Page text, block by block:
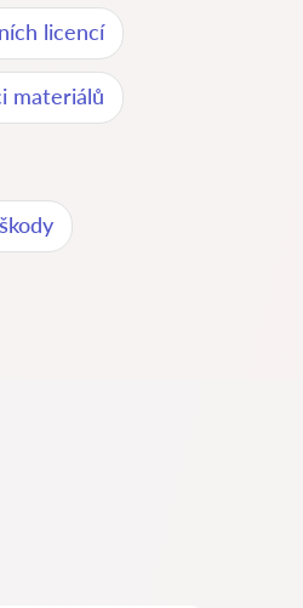
licencí
materiálů